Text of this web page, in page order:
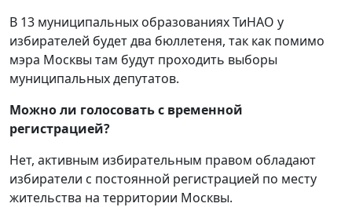
В 13 муниципальных образованиях ТиНАО у
избирателей будет два бюллетеня, так как помимо
мэра Москвы там будут проходить выборы
муниципальных депутатов.
Можно ли голосовать с временной
регистрацией?
Нет, активным избирательным правом обладают
избиратели с постоянной регистрацией по месту
жительства на территории Москвы.